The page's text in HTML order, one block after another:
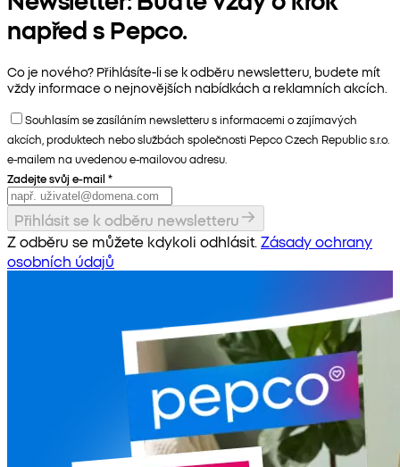
napřed s Pepco.
Co je nového? Přihlásíte-li se k odběru newsletteru, budete mít
vždy informace o nejnovějších nabídkách a reklamních akcích.
Souhlasím se zasíláním newsletteru s informacemi o zajímavých
akcích, produktech nebo službách společnosti Pepco Czech Republic s.r.o.
e-mailem na uvedenou e-mailovou adresu.
Zadejte svůj e-mail *
Přihlásit se k odběru newsletteru
Z odběru se můžete kdykoli odhlásit. Zásady ochrany
osobních údajů